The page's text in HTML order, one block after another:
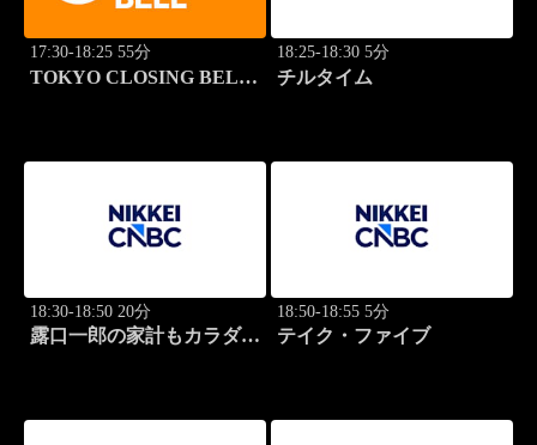
17:30-18:25 55分
TOKYO CLOSING BELL
18:25-18:30 5分
チルタイム
18:30-18:50 20分
露口一郎の家計もカラダも
18:50-18:55 5分
テイク・ファイブ